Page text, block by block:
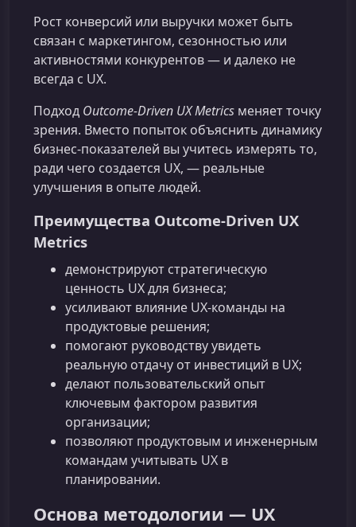
Рост конверсий или выручки может быть
связан с маркетингом, сезонностью или
активностями конкурентов — и далеко не
всегда с UX.
Подход Outcome-Driven UX Metrics меняет точку
зрения. Вместо попыток объяснить динамику
бизнес-показателей вы учитесь измерять то,
ради чего создается UX, — реальные
улучшения в опыте людей.
Преимущества Outcome-Driven UX
Metrics
демонстрируют стратегическую
ценность UX для бизнеса;
усиливают влияние UX-команды на
продуктовые решения;
помогают руководству увидеть
реальную отдачу от инвестиций в UX;
делают пользовательский опыт
ключевым фактором развития
организации;
позволяют продуктовым и инженерным
командам учитывать UX в
планировании.
Основа методологии — UX